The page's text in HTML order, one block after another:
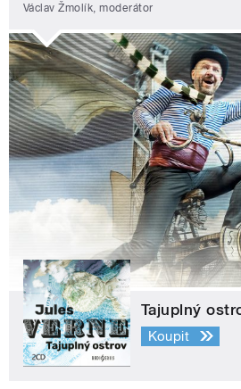
Václav Žmolík, moderátor
Tajuplný
Koupit